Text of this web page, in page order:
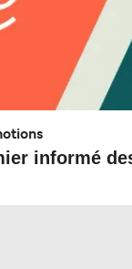
informé